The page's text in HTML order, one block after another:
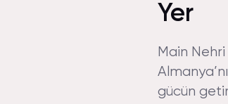
Yer
Main Nehri
gücün